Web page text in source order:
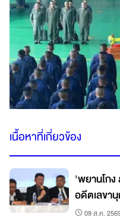
เนื้อหาที่เกี่ยวข้อง
'พยานโกง
อดีตเลข
09 ส.ค.